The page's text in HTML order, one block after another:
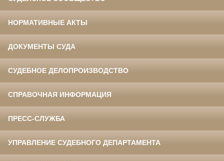
НОРМАТИВНЫЕ АКТЫ
ДОКУМЕНТЫ СУДА
СУДЕБНОЕ ДЕЛОПРОИЗВОДСТВО
СПРАВОЧНАЯ ИНФОРМАЦИЯ
ПРЕСС-СЛУЖБА
УПРАВЛЕНИЕ СУДЕБНОГО ДЕПАРТАМЕНТА